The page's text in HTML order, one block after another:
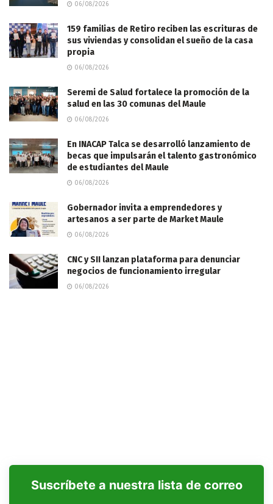
06/08/2026
159 familias de Retiro reciben las escrituras de
sus viviendas y consolidan el sueño de la casa
propia
06/08/2026
Seremi de Salud fortalece la promoción de la
salud en las 30 comunas del Maule
06/08/2026
En INACAP Talca se desarrolló lanzamiento de
becas que impulsarán el talento gastronómico
de estudiantes del Maule
06/08/2026
Gobernador invita a emprendedores y
artesanos a ser parte de Market Maule
06/08/2026
CNC y SII lanzan plataforma para denunciar
negocios de funcionamiento irregular
06/08/2026
Suscríbete a nuestra lista de correo